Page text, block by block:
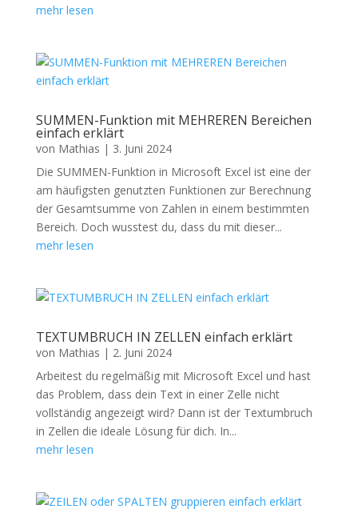
mehr lesen
SUMMEN-Funktion mit MEHREREN Bereichen
einfach erklärt
von Mathias | 3. Juni 2024
Die SUMMEN-Funktion in Microsoft Excel ist eine der
am häufigsten genutzten Funktionen zur Berechnung
der Gesamtsumme von Zahlen in einem bestimmten
Bereich. Doch wusstest du, dass du mit dieser...
mehr lesen
TEXTUMBRUCH IN ZELLEN einfach erklärt
von Mathias | 2. Juni 2024
Arbeitest du regelmäßig mit Microsoft Excel und hast
das Problem, dass dein Text in einer Zelle nicht
vollständig angezeigt wird? Dann ist der Textumbruch
in Zellen die ideale Lösung für dich. In...
mehr lesen